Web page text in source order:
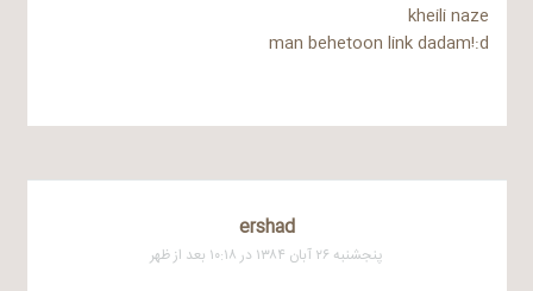
kheili naze
man behetoon link dadam!:d
ershad
پنجشنبه ۲۶ آبان ۱۳۸۴ در ۱۰:۱۸ بعد از ظهر